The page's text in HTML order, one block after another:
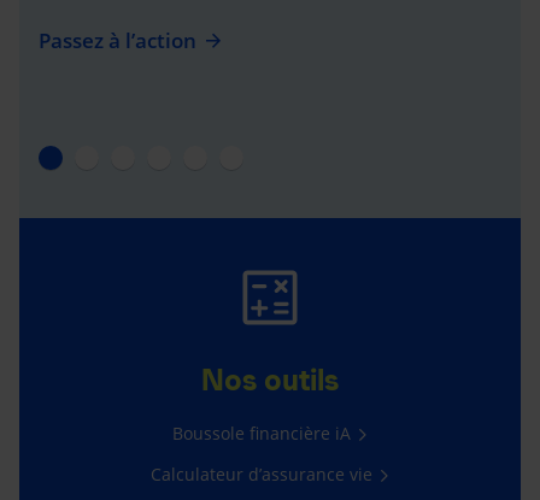
Passez à l’action
Nos outils
Boussole financière iA
Calculateur d’assurance vie